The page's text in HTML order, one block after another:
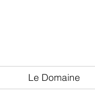
Le Domaine